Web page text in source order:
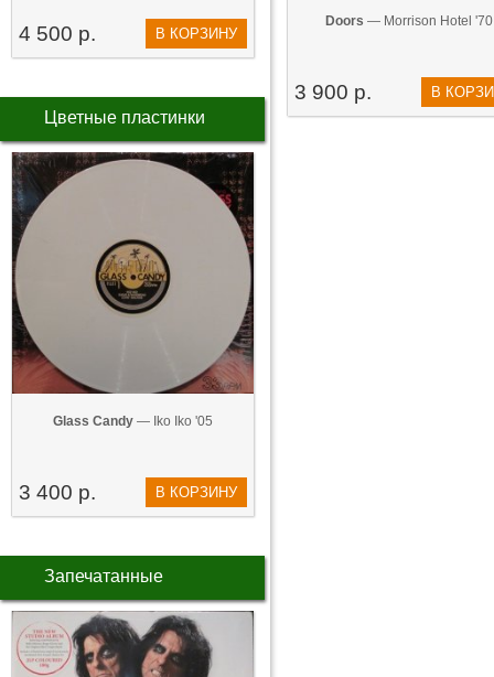
4 500 р. В КОРЗИНУ
Цветные пластинки
Glass Candy — Iko Iko '05
3 400 р. В КОРЗИНУ
Запечатанные
Doors — Morrison Hotel '70
3 900 р. В